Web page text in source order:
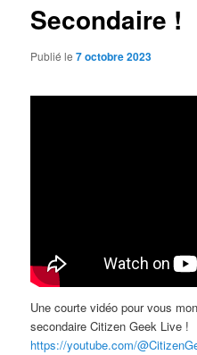
Secondaire !
Publié le7 octobre 2023
Une courte vidéo pour vous
secondaire Citizen Geek Live !
https://youtube.com/